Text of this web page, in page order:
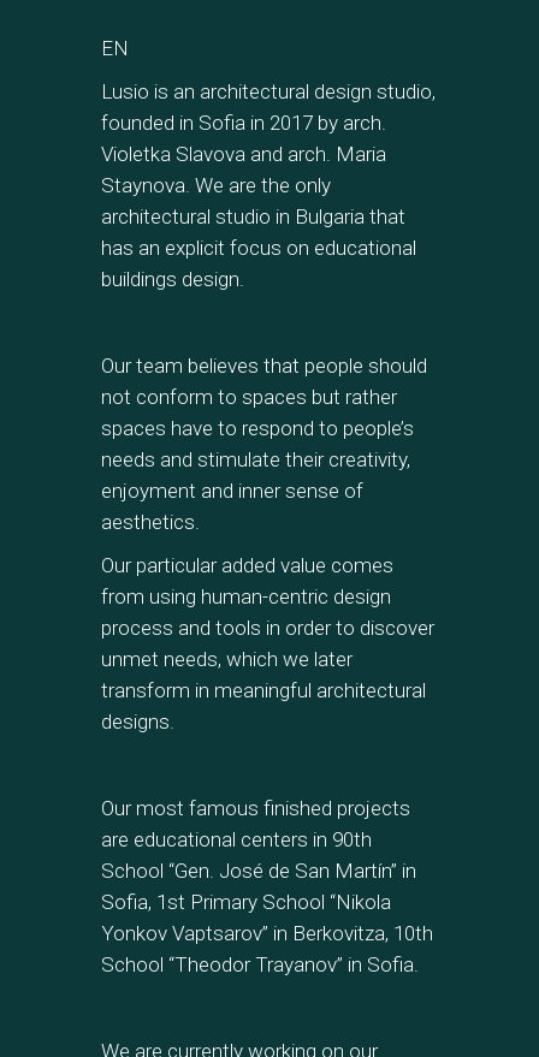
EN
Lusio is an architectural design studio,
founded in Sofia in 2017 by arch.
Violetka Slavova and arch. Maria
Staynova. We are the only
architectural studio in Bulgaria that
has an explicit focus on educational
buildings design.
Our team believes that people should
not conform to spaces but rather
spaces have to respond to people’s
needs and stimulate their creativity,
enjoyment and inner sense of
aesthetics.
Our particular added value comes
from using human-centric design
process and tools in order to discover
unmet needs, which we later
transform in meaningful architectural
designs.
Our most famous finished projects
are educational centers in 90th
School “Gen. José de San Martín” in
Sofia, 1st Primary School “Nikola
Yonkov Vaptsarov” in Berkovitza, 10th
School “Theodor Trayanov” in Sofia.
We are currently working on our